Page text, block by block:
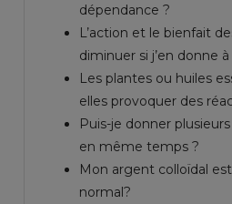
dépendance ?
L’action et le bienfait
diminuer si j’en donne
Les plantes ou huiles
elles provoquer des
Puis-je donner
en même temps ?
Mon argent colloïdal
normal?